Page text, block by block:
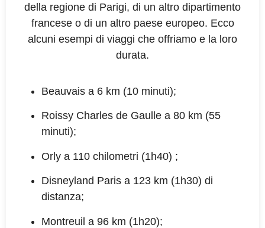
della regione di Parigi, di un altro dipartimento
francese o di un altro paese europeo. Ecco
alcuni esempi di viaggi che offriamo e la loro
durata.
Beauvais a 6 km (10 minuti);
Roissy Charles de Gaulle a 80 km (55
minuti);
Orly a 110 chilometri (1h40) ;
Disneyland Paris a 123 km (1h30) di
distanza;
Montreuil a 96 km (1h20);